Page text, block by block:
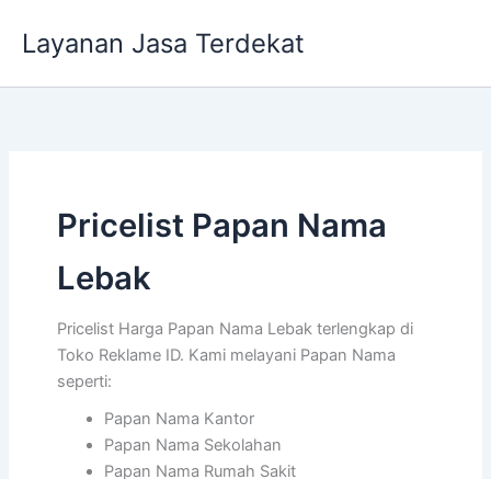
Layanan Jasa Terdekat
Pricelist Papan Nama
Lebak
Pricelist Harga Papan Nama Lebak terlengkap di
Toko Reklame ID. Kami melayani Papan Nama
seperti:
Papan Nama Kantor
Papan Nama Sekolahan
Papan Nama Rumah Sakit